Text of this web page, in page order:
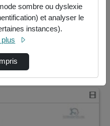
:
master-biologie-sante
sombre ou dyslexie
et analyser le
instances).